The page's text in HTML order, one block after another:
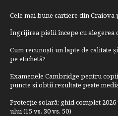
Cele mai bune cartiere din
Îngrijirea pielii începe cu alegerea
Cum recunoști un lapte de calitate
pe etichetă?
Examenele Cambridge pentru
puncte si obtii rezultate peste
Protecție solară: ghid complet
ului (15 vs. 30 vs. 50)